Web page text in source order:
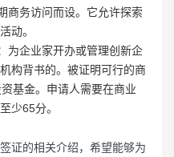
商务访问而设。它允许探索
动。
为企业家开办或管理创新企
构背书的。被证明可行的商
基金。申请人需要在商业
少65分。
证的相关介绍，希望能够为